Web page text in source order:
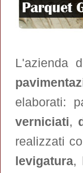
L'azienda
elaborati:
verniciati,
realizzati
levigatura,